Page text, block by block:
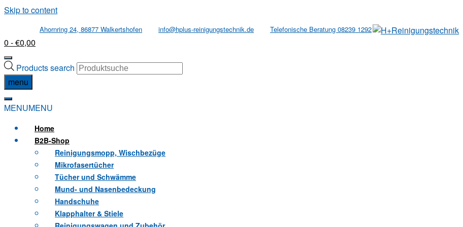
Skip to content
Ahornring 24, 86877 Walkertshofen info@hplus-reinigungstechnik.de Telefonische Beratung 08239 1292
0 - €0,00
Products search
menu
MENUMENU
Home
B2B-Shop
Reinigungsmopp, Wischbezüge
Mikrofasertücher
Tücher und Schwämme
Mund- und Nasenbedeckung
Handschuhe
Klapphalter & Stiele